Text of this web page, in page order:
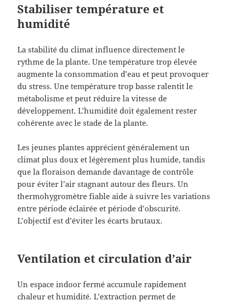
Stabiliser température et
humidité
La stabilité du climat influence directement le
rythme de la plante. Une température trop élevée
augmente la consommation d’eau et peut provoquer
du stress. Une température trop basse ralentit le
métabolisme et peut réduire la vitesse de
développement. L’humidité doit également rester
cohérente avec le stade de la plante.
Les jeunes plantes apprécient généralement un
climat plus doux et légèrement plus humide, tandis
que la floraison demande davantage de contrôle
pour éviter l’air stagnant autour des fleurs. Un
thermohygromètre fiable aide à suivre les variations
entre période éclairée et période d’obscurité.
L’objectif est d’éviter les écarts brutaux.
Ventilation et circulation d’air
Un espace indoor fermé accumule rapidement
chaleur et humidité. L’extraction permet de